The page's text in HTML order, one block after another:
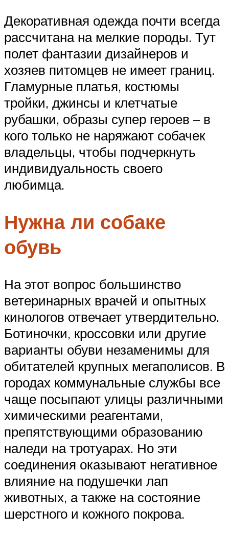
Декоративная одежда почти всегда
рассчитана на мелкие породы. Тут
полет фантазии дизайнеров и
хозяев питомцев не имеет границ.
Гламурные платья, костюмы
тройки, джинсы и клетчатые
рубашки, образы супер героев – в
кого только не наряжают собачек
владельцы, чтобы подчеркнуть
индивидуальность своего
любимца.
Нужна ли собаке
обувь
На этот вопрос большинство
ветеринарных врачей и опытных
кинологов отвечает утвердительно.
Ботиночки, кроссовки или другие
варианты обуви незаменимы для
обитателей крупных мегаполисов. В
городах коммунальные службы все
чаще посыпают улицы различными
химическими реагентами,
препятствующими образованию
наледи на тротуарах. Но эти
соединения оказывают негативное
влияние на подушечки лап
животных, а также на состояние
шерстного и кожного покрова.